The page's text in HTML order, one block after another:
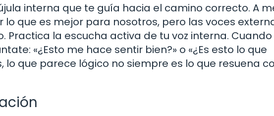
interna que te guía hacia el camino correcto. A
que es mejor para nosotros, pero las voces
Practica la escucha activa de tu voz interna. Cuando
«¿Esto me hace sentir bien?» o «¿Es esto lo que
lo que parece lógico no siempre es lo que resuena